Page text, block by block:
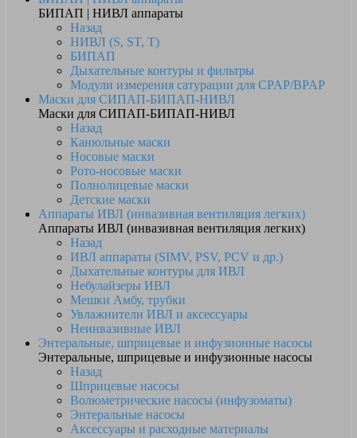
БИПАП | НИВЛ аппараты
Назад
НИВЛ (S, ST, T)
БИПАП
Дыхательные контуры и фильтры
Модули измерения сатурации для CPAP/BPAP
Маски для СИПАП-БИПАП-НИВЛ
Маски для СИПАП-БИПАП-НИВЛ
Назад
Канюльные маски
Носовые маски
Рото-носовые маски
Полнолицевые маски
Детские маски
Аппараты ИВЛ (инвазивная вентиляция легких)
Аппараты ИВЛ (инвазивная вентиляция легких)
Назад
ИВЛ аппараты (SIMV, PSV, PCV и др.)
Дыхательные контуры для ИВЛ
Небулайзеры ИВЛ
Мешки Амбу, трубки
Увлажнители ИВЛ и аксессуары
Неинвазивные ИВЛ
Энтеральные, шприцевые и инфузионные насосы
Энтеральные, шприцевые и инфузионные насосы
Назад
Шприцевые насосы
Волюметрические насосы (инфузоматы)
Энтеральные насосы
Аксессуары и расходные материалы